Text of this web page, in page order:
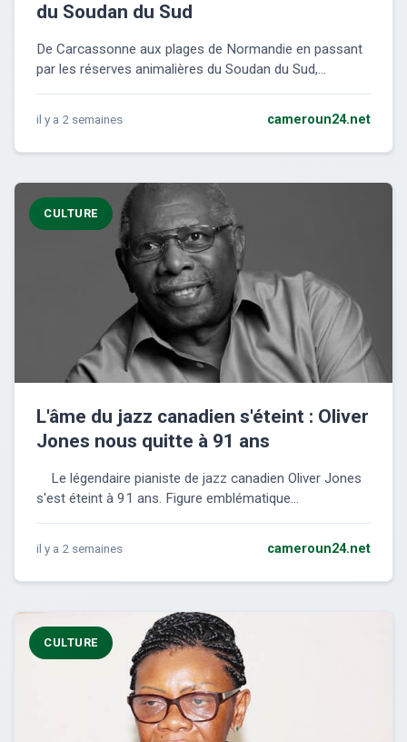
du Soudan du Sud
De Carcassonne aux plages de Normandie en passant
par les réserves animalières du Soudan du Sud,...
il y a 2 semaines cameroun24.net
CULTURE
L'âme du jazz canadien s'éteint : Oliver
Jones nous quitte à 91 ans
Le légendaire pianiste de jazz canadien Oliver Jones
s'est éteint à 91 ans. Figure emblématique...
il y a 2 semaines cameroun24.net
CULTURE